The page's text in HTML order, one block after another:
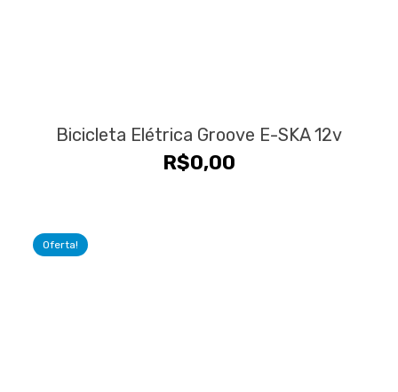
Bicicleta Elétrica Groove E-SKA 12v
R$0,00
Oferta!